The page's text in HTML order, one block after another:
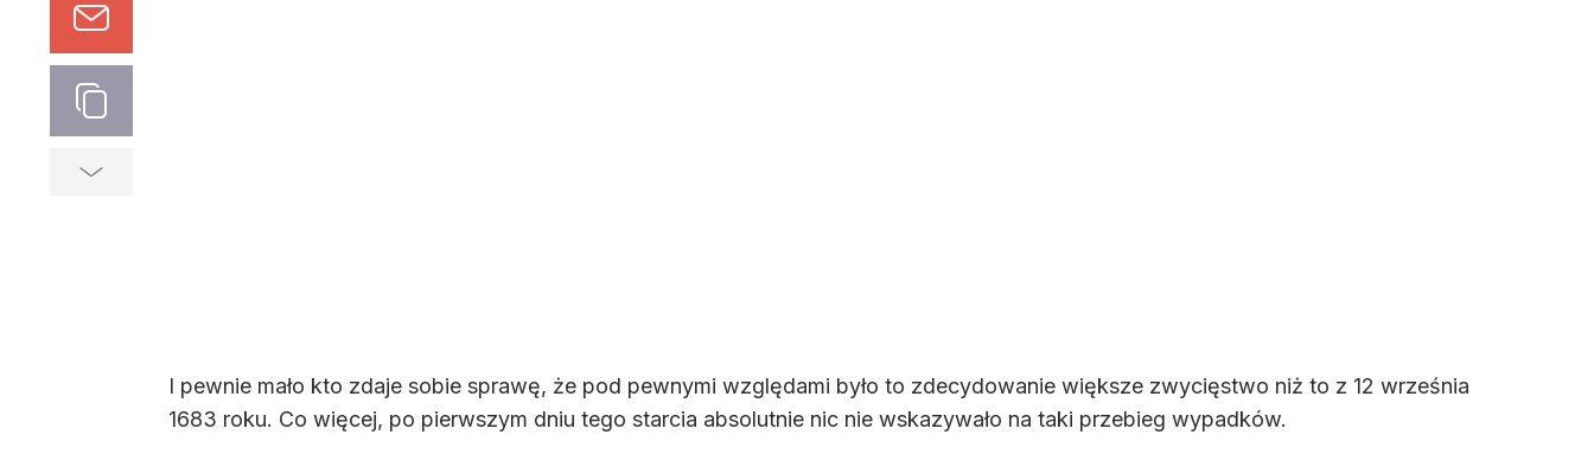
I pewnie mało kto zdaje sobie sprawę, że pod pewnymi względami było to zdecydowanie większe zwycięstwo niż to z 12 września
1683 roku. Co więcej, po pierwszym dniu tego starcia absolutnie nic nie wskazywało na taki przebieg wypadków.